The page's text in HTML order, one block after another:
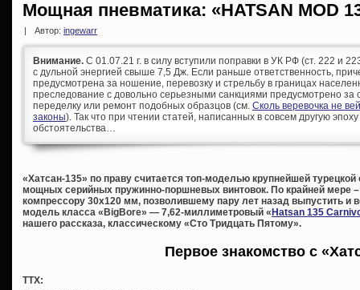
Мощная пневматика: «HATSAN MOD
Автор: ingewarr
Внимание. С 01.07.21 г. в силу вступили поправки в УК РФ (ст. 222 и
с дульной энергией свыше 7,5 Дж. Если раньше ответственность,
предусмотрена за ношение, перевозку и стрельбу в границах
преследование с довольно серьезными санкциями предусмотрено за
переделку или ремонт подобных образцов (см. Сколь веревочка не
законы). Так что при чтении статей, написанных в совсем другую
обстоятельства…
«Хатсан-135» по праву считается топ-моделью крупнейшей
мощных серийных пружинно-поршневых винтовок. По крайней мере
компрессору 30х120 мм, позволившему пару лет назад выпустить и
модель класса «BigBore» — 7,62-миллиметровый « Hatsan 135
нашего рассказа, классическому «Сто Тридцать Пятому».
Первое знакомство с
ТТХ: